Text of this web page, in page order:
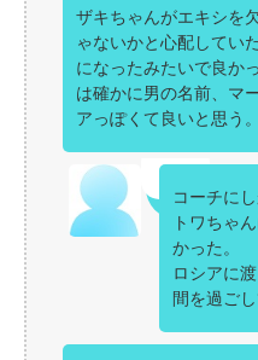
ザキちゃんがエキシを
ゃないかと心配してい
になったみたいで良か
は確かに男の名前、マ
アっぽくて良いと思う。
コーチに
トワちゃ
かった。
ロシアに
間を過ご